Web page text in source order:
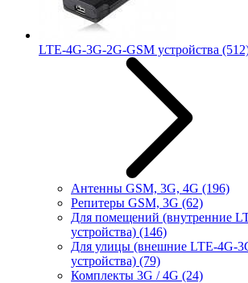
LTE-4G-3G-2G-GSM устройства
Антенны GSM, 3G, 4G (196)
Репитеры GSM, 3G (62)
Для помещений (внутренние
устройства) (146)
Для улицы (внешние LTE-4G-
устройства) (79)
Комплекты 3G / 4G (24)